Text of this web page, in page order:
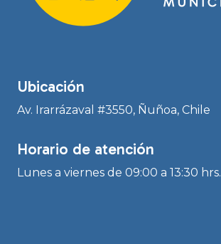
Ubicación
Av. Irarrázaval #3550, Ñuñoa, Chile
Horario de atención
Lunes a viernes de 09:00 a 13:30 hrs.